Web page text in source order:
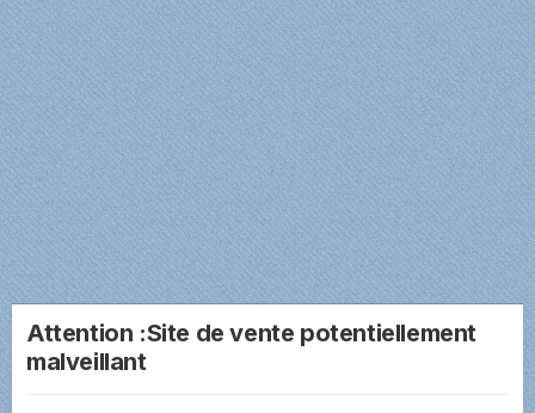
Attention :Site de vente potentiellement
malveillant